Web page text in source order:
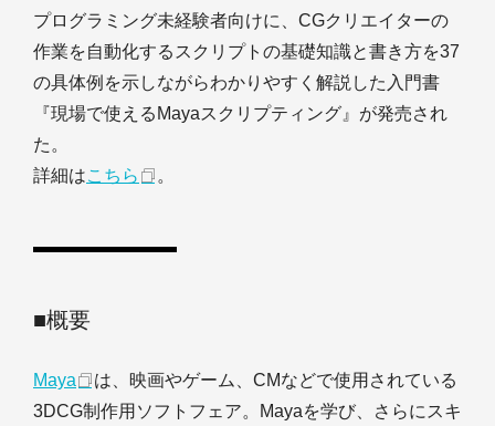
プログラミング未経験者向けに、CGクリエイターの
作業を自動化するスクリプトの基礎知識と書き方を37
の具体例を示しながらわかりやすく解説した入門書
『現場で使えるMayaスクリプティング』が発売され
た。
詳細はこちら 。
■概要
Maya
は、映画やゲーム、CMなどで使用されている
3DCG制作用ソフトフェア。Mayaを学び、さらにスキ